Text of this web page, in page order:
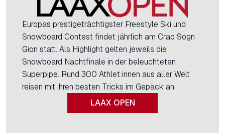
Europas prestigeträchtigster Freestyle Ski und
Snowboard Contest findet jährlich am Crap Sogn
Gion statt. Als Highlight gelten jeweils die
Snowboard Nachtfinale in der beleuchteten
Superpipe. Rund 300 Athlet:innen aus aller Welt
reisen mit ihren besten Tricks im Gepäck an.
LAAX OPEN